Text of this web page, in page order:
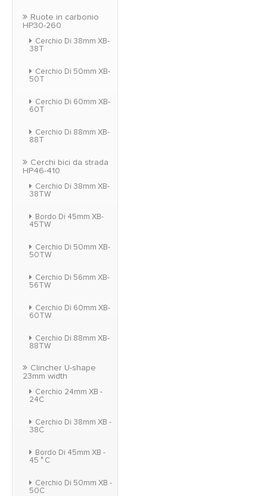
Ruote in carbonio
HP30-260
Cerchio Di 38mm XB-
38T
Cerchio Di 50mm XB-
50T
Cerchio Di 60mm XB-
60T
Cerchio Di 88mm XB-
88T
Cerchi bici da strada
HP46-410
Cerchio Di 38mm XB-
38TW
Bordo Di 45mm XB-
45TW
Cerchio Di 50mm XB-
50TW
Cerchio Di 56mm XB-
56TW
Cerchio Di 60mm XB-
60TW
Cerchio Di 88mm XB-
88TW
Clincher U-shape
23mm width
Cerchio 24mm XB -
24C
Cerchio Di 38mm XB -
38C
Bordo Di 45mm XB -
45 ° C
Cerchio Di 50mm XB -
50C